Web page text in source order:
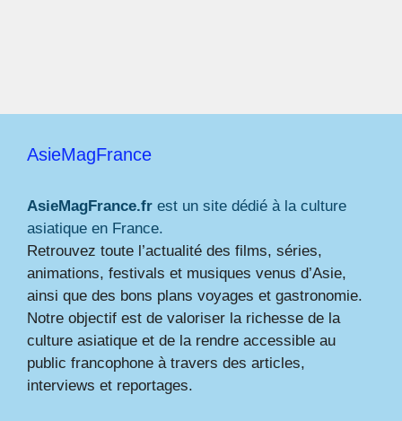
AsieMagFrance
AsieMagFrance.fr est un site dédié à la culture
asiatique en France.
Retrouvez toute l’actualité des films, séries,
animations, festivals et musiques venus d’Asie,
ainsi que des bons plans voyages et gastronomie.
Notre objectif est de valoriser la richesse de la
culture asiatique et de la rendre accessible au
public francophone à travers des articles,
interviews et reportages.